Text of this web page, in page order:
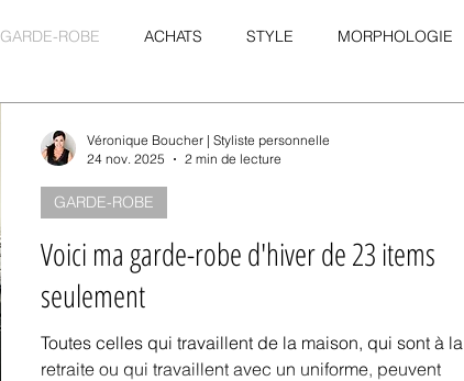
GARDE-ROBE ACHATS STYLE MORPHOLOGIE
Voici ma garde-robe d'hiver de 23 items
seulement
Toutes celles qui travaillent de la maison, qui sont à la
retraite ou qui travaillent avec un uniforme, peuvent
GARDE-ROBE
Véronique Boucher | Styliste personnelle
24 nov. 2025
2 min de lecture